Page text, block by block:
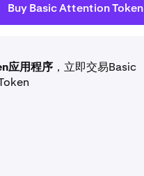
Buy Basic Attention Token
应用程序 ，立即交易Basic